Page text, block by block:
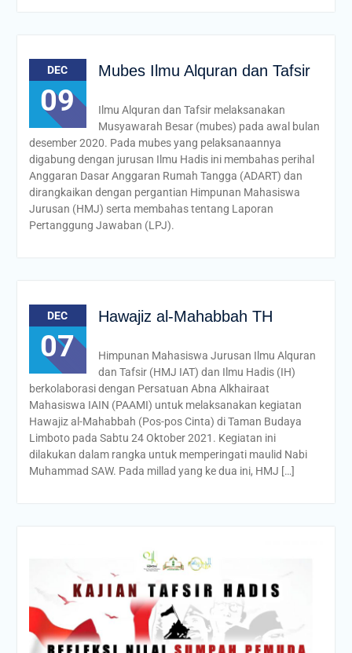
DEC
09
Mubes Ilmu Alquran dan Tafsir
Ilmu Alquran dan Tafsir melaksanakan
Musyawarah Besar (mubes) pada awal bulan
desember 2020. Pada mubes yang pelaksanaannya
digabung dengan jurusan Ilmu Hadis ini membahas perihal
Anggaran Dasar Anggaran Rumah Tangga (ADART) dan
dirangkaikan dengan pergantian Himpunan Mahasiswa
Jurusan (HMJ) serta membahas tentang Laporan
Pertanggung Jawaban (LPJ).
DEC
07
Hawajiz al-Mahabbah TH
Himpunan Mahasiswa Jurusan Ilmu Alquran
dan Tafsir (HMJ IAT) dan Ilmu Hadis (IH)
berkolaborasi dengan Persatuan Abna Alkhairaat
Mahasiswa IAIN (PAAMI) untuk melaksanakan kegiatan
Hawajiz al-Mahabbah (Pos-pos Cinta) di Taman Budaya
Limboto pada Sabtu 24 Oktober 2021. Kegiatan ini
dilakukan dalam rangka untuk memperingati maulid Nabi
Muhammad SAW. Pada millad yang ke dua ini, HMJ […]